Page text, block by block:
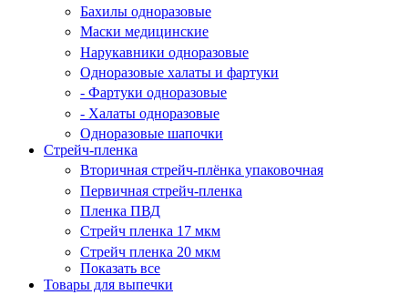
Бахилы одноразовые
Маски медицинские
Нарукавники одноразовые
Одноразовые халаты и фартуки
- Фартуки одноразовые
- Халаты одноразовые
Одноразовые шапочки
Стрейч-пленка
Вторичная стрейч-плёнка упаковочная
Первичная стрейч-пленка
Пленка ПВД
Стрейч пленка 17 мкм
Стрейч пленка 20 мкм
Показать все
Товары для выпечки